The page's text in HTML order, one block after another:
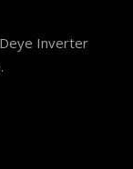
Deye Inverter